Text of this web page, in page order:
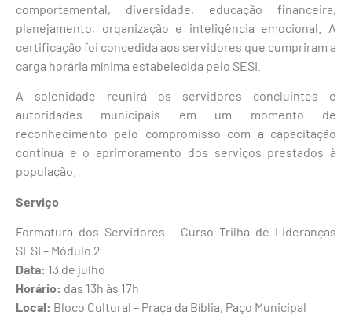
comportamental, diversidade, educação financeira,
planejamento, organização e inteligência emocional. A
certificação foi concedida aos servidores que cumpriram a
carga horária mínima estabelecida pelo SESI.
A solenidade reunirá os servidores concluintes e
autoridades municipais em um momento de
reconhecimento pelo compromisso com a capacitação
contínua e o aprimoramento dos serviços prestados à
população.
Serviço
Formatura dos Servidores – Curso Trilha de Lideranças
SESI – Módulo 2
Data: 13 de julho
Horário: das 13h às 17h
Local: Bloco Cultural – Praça da Bíblia, Paço Municipal